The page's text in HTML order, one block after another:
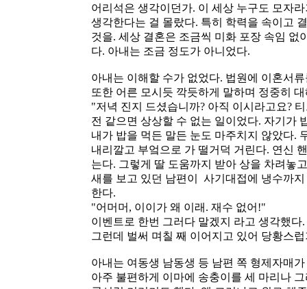
어리석은 생각이던가. 이 세상 누구도 모자
생각한다는 걸 몰랐다. 특히 학력을 속이고
것을. 세상 결혼은 조금씩 미화 포장 속임 없
다. 아내는 조금 정도가 아니었다.
아내는 이해할 수가 없었다. 법원에 이혼서
또한 어른 모시듯 깍듯하게 말하며 정중히
"저녁 진지 드셨습니까? 아직 이시라고요?
전 같으면 상상할 수 없는 일이었다. 자기가
내가 밥을 먹든 말든 눈도 마주치지 않았다.
내리깔고 부엌으로 가 떨거덕 거린다. 연신
는다. 그렇게 딸 도움까지 받아 상을 차려놓
새를 보고 있던 남편이 사기대접에 냉수까
한다.
"어머머, 이이가 왜 이래. 재수 없어!"
이벤트로 한번 그러다 말겠지 라고 생각했
그런데 벌써 며칠 째 이어지고 있어 당황스
아내는 여동생 남동생 등 남편 쪽 형제자매
아주 불편하게 이마에 송충이를 세 마리나